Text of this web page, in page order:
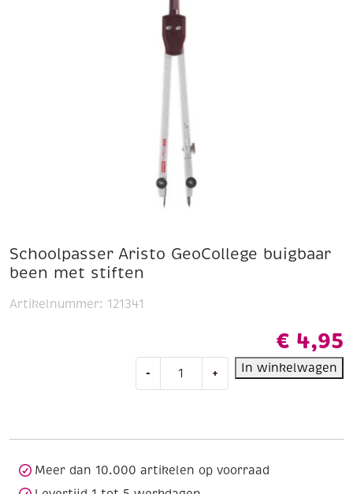
Schoolpasser Aristo GeoCollege buigbaar
been met stiften
€ 4,95
-
stiften
+ In winkelwagen
Artikelnummer: 121341
Meer dan 10.000 artikelen op voorraad